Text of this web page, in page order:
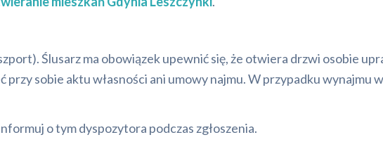
Ślusarz ma obowiązek upewnić się, że otwiera drzwi osobie
sobie aktu własności ani umowy najmu. W przypadku wynajmu
o tym dyspozytora podczas zgłoszenia.